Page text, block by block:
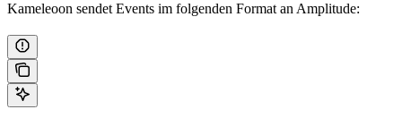
Kameleoon sendet Events im folgenden Format an Amplitude: